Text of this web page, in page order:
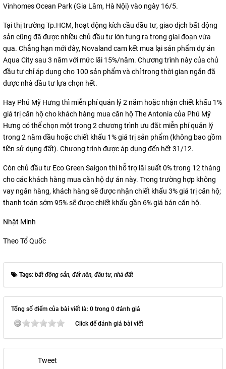
Vinhomes Ocean Park (Gia Lâm, Hà Nội) vào ngày 16/5.
Tại thị trường Tp.HCM, hoạt động kích cầu đầu tư, giao dịch bất động
sản cũng đã được nhiều chủ đầu tư lớn tung ra trong giai đoạn vừa
qua. Chẳng hạn mới đây, Novaland cam kết mua lại sản phẩm dự án
Aqua City sau 3 năm với mức lãi 15%/năm. Chương trình này của chủ
đầu tư chỉ áp dụng cho 100 sản phẩm và chỉ trong thời gian ngắn đã
được nhà đầu tư lựa chọn hết.
Hay Phú Mỹ Hưng thì miễn phí quản lý 2 năm hoặc nhận chiết khấu 1%
giá trị căn hộ cho khách hàng mua căn hộ The Antonia của Phú Mỹ
Hưng có thể chọn một trong 2 chương trình ưu đãi: miễn phí quản lý
trong 2 năm đầu hoặc chiết khấu 1% giá trị sản phẩm (không bao gồm
tiền sử dụng đất). Chương trình được áp dụng đến hết 31/12.
Còn chủ đầu tư Eco Green Saigon thì hỗ trợ lãi suất 0% trong 12 tháng
cho các khách hàng mua căn hộ dự án này. Trong trường hợp không
vay ngân hàng, khách hàng sẽ được nhận chiết khấu 3% giá trị căn hộ;
thanh toán sớm 95% sẽ được chiết khấu gần 6% giá bán căn hộ.
Nhật Minh
Theo Tổ Quốc
Tags: bất động sản, đất nền, đầu tư, nhà đất
Tổng số điểm của bài viết là: 0 trong 0 đánh giá
Click để đánh giá bài viết
Tweet